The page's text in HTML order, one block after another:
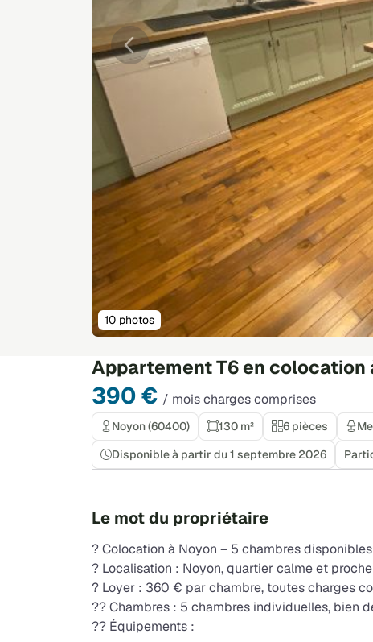
Appartement T6 en colocation
390 € / mois charges comprises
Précédente
10 photos
Noyon (60400) 130 m² 6 pièces
Disponible à partir du 1 septembre 2026
Le mot du propriétaire
? Colocation à Noyon – 5 chambres
? Localisation : Noyon, quartier calme et
? Loyer : 360 € par chambre, toutes charges
?? Chambres : 5 chambres individuelles, bien
?? Équipements :